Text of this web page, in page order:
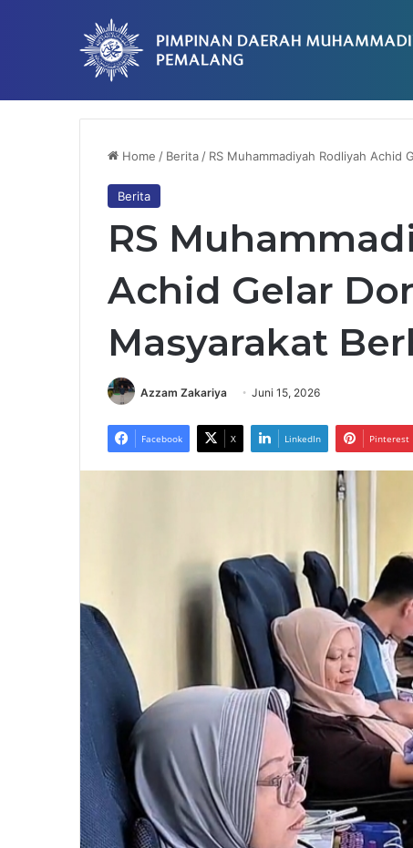
Breaking News
Home / Berita / RS Muhammadiyah Rodliyah Achid
Berita
RS
Achid Gelar
Masyarakat
Azzam Zakariya Juni 15, 2026
Facebook X LinkedIn Pinterest